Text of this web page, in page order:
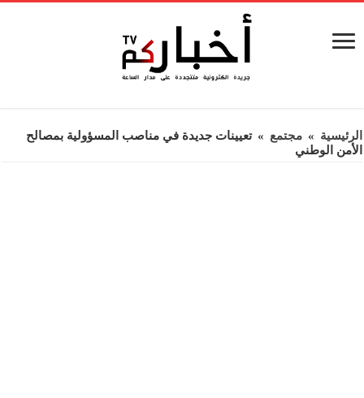
الرئيسية » مجتمع » تعيينات جديدة في مناصب المسؤولية بمصالح
الأمن الوطني